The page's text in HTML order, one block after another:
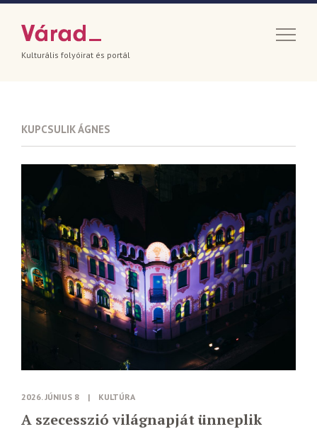
Kulturális folyóirat és portál
KUPCSULIK ÁGNES
2026. JÚNIUS 8 | KULTÚRA
A szecesszió világnapját ünneplik